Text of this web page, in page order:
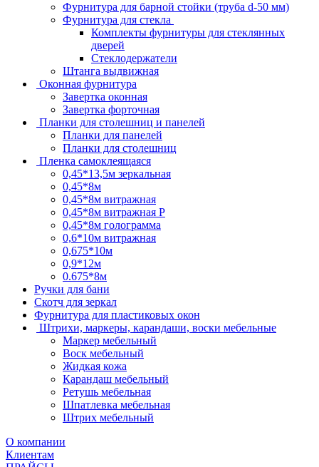
Фурнитура для барной стойки (труба d-50 мм)
Фурнитура для стекла
Комплекты фурнитуры для стеклянных
дверей
Стеклодержатели
Штанга выдвижная
Оконная фурнитура
Завертка оконная
Завертка форточная
Планки для столешниц и панелей
Планки для панелей
Планки для столешниц
Пленка самоклеящаяся
0,45*13,5м зеркальная
0,45*8м
0,45*8м витражная
0,45*8м витражная Р
0,45*8м голограмма
0,6*10м витражная
0,675*10м
0,9*12м
0.675*8м
Ручки для бани
Скотч для зеркал
Фурнитура для пластиковых окон
Штрихи, маркеры, карандаши, воски мебельные
Маркер мебельный
Воск мебельный
Жидкая кожа
Карандаш мебельный
Ретушь мебельная
Шпатлевка мебельная
Штрих мебельный
О компании
Клиентам